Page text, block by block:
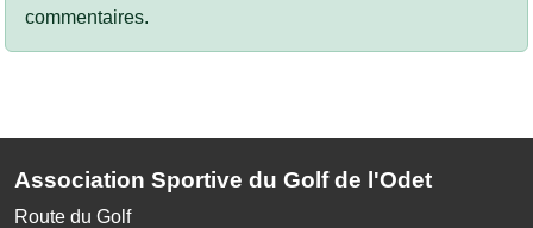
commentaires.
Association Sportive du Golf de l'Odet
Route du Golf